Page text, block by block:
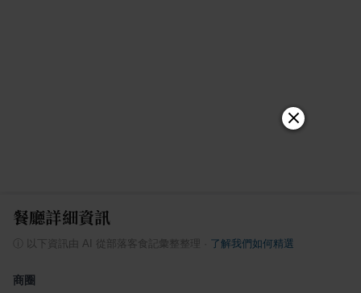
餐廳詳細資訊
ⓘ 以下資訊由 AI 從部落客食記彙整整理 了解我們如何精選
商圈